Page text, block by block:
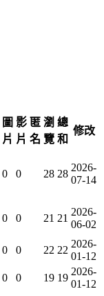
圖
片
影
片
匿
名
瀏
覽
總
和
修改
0 0 28 28
2026-
07-14
0 0 21 21
2026-
06-02
0 0 22 22
2026-
01-12
0 0 19 19
2026-
01-12